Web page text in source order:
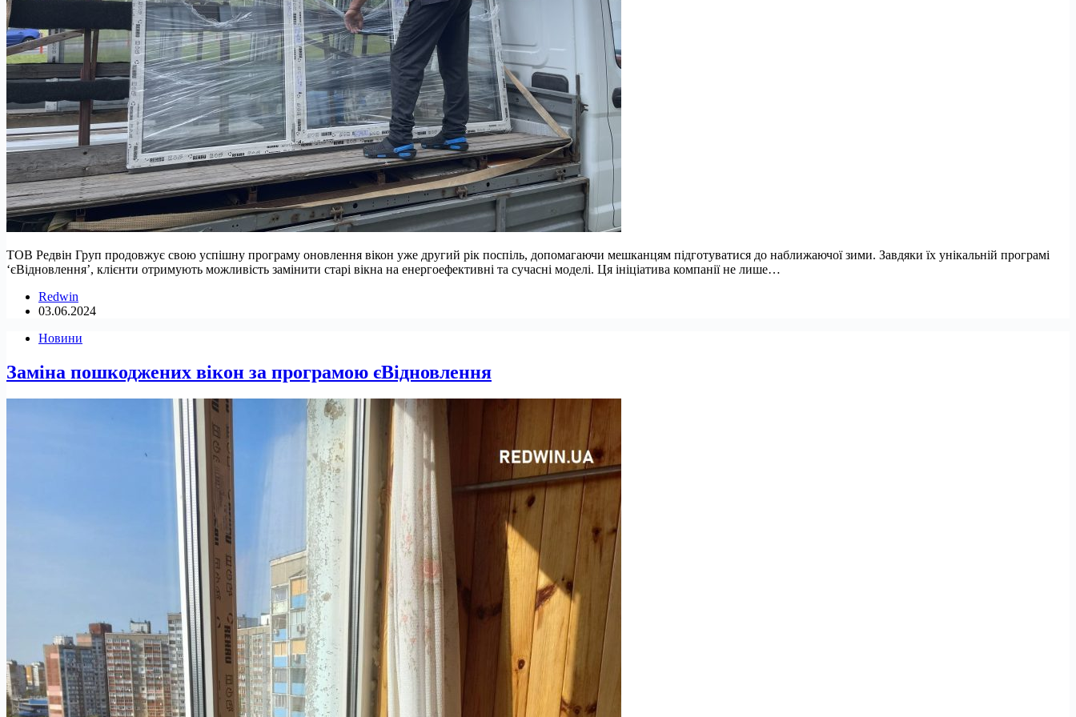
ТОВ Редвін Груп продовжує свою успішну програму оновлення вікон уже другий рік поспіль, допомагаючи мешканцям підготуватися до наближаючої зими. Завдяки їх унікальній програмі
‘єВідновлення’, клієнти отримують можливість замінити старі вікна на енергоефективні та сучасні моделі. Ця ініціатива компанії не лише…
Redwin
03.06.2024
Новини
Заміна пошкоджених вікон за програмою єВідновлення